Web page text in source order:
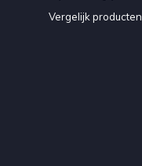
Vergelijk producten